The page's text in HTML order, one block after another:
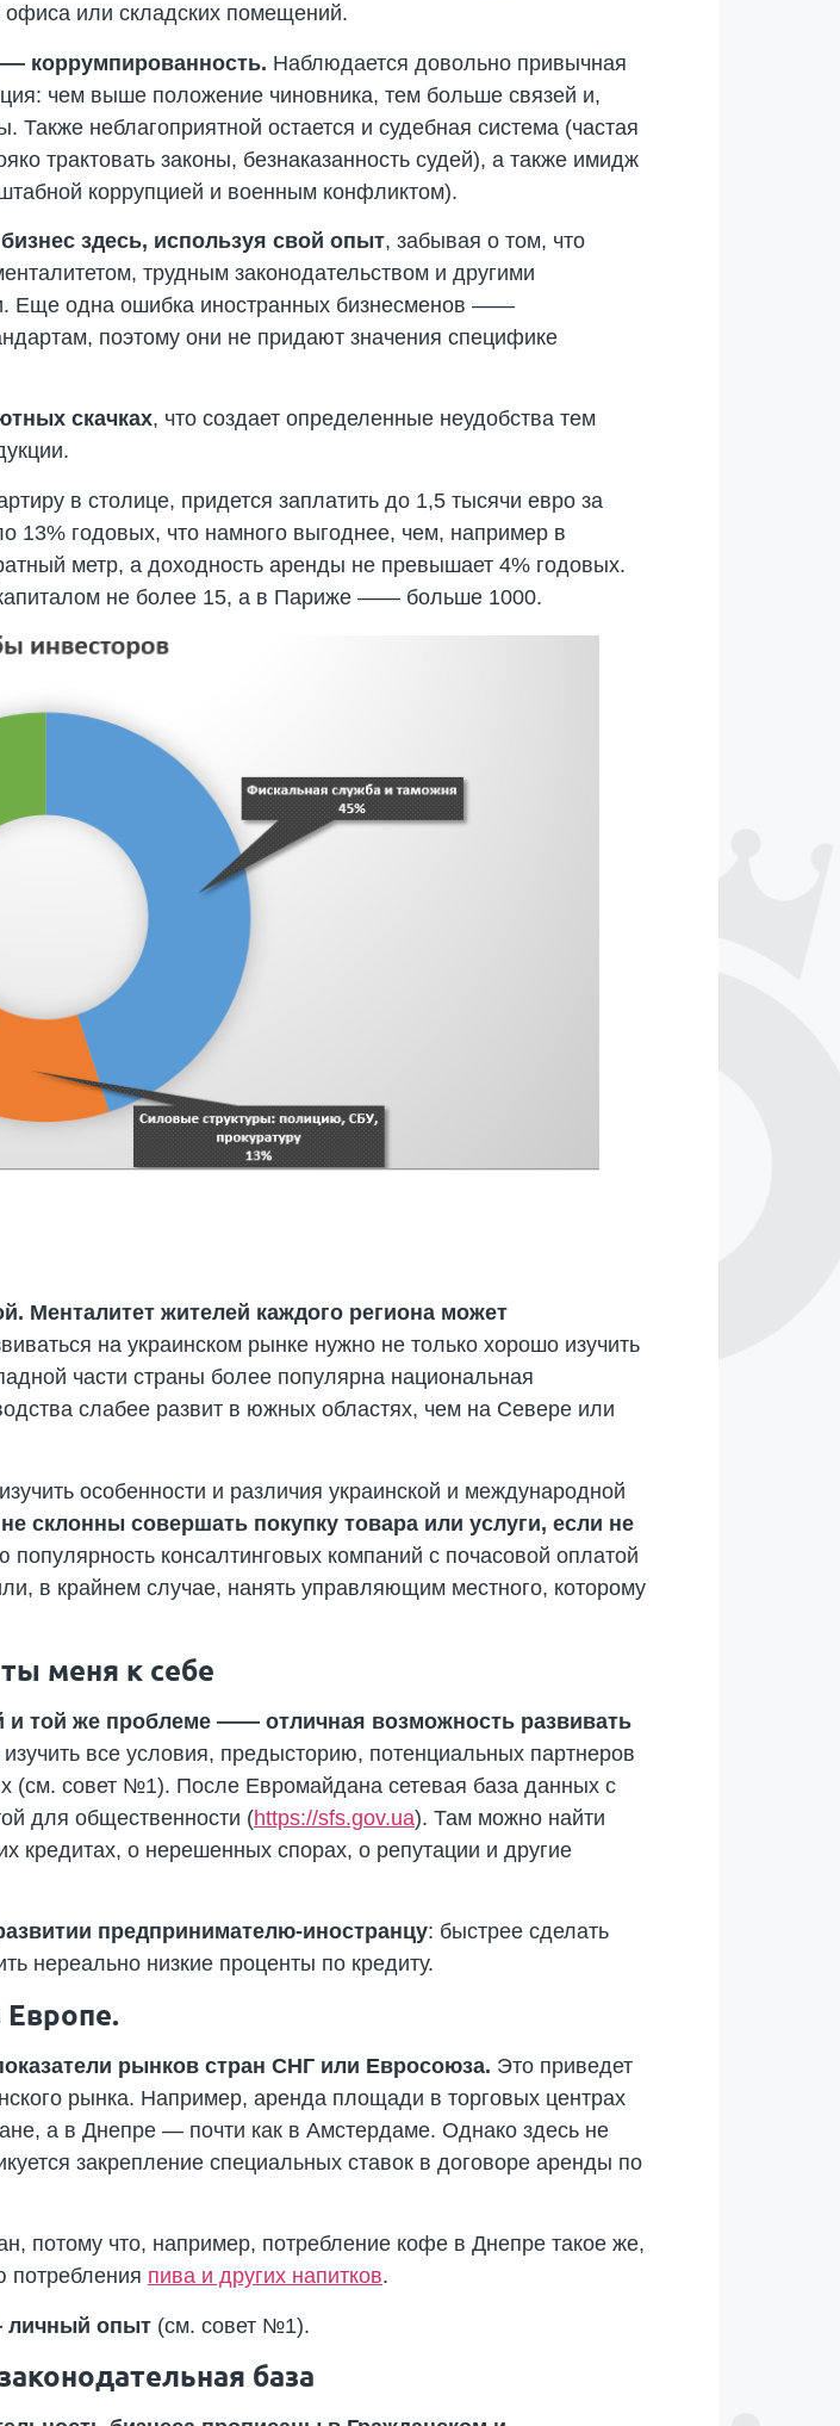
офиса или складских помещений.
коррумпированность. Наблюдается довольно привычная
чем выше положение чиновника, тем больше связей и,
неблагоприятной остается и судебная система (частая
трактовать законы, безнаказанность судей), а также имидж
коррупцией и военным конфликтом).
здесь, используя свой опыт, забывая о том, что
трудным законодательством и другими
Еще одна ошибка иностранных бизнесменов ——
поэтому они не придают значения специфике
скачках, что создает определенные неудобства тем
в столице, придется заплатить до 1,5 тысячи евро за
13% годовых, что намного выгоднее, чем, например в
метр, а доходность аренды не превышает 4% годовых.
не более 15, а в Париже —— больше 1000.
Менталитет жителей каждого региона может
на украинском рынке нужно не только хорошо изучить
части страны более популярна национальная
слабее развит в южных областях, чем на Севере или
особенности и различия украинской и международной
склонны совершать покупку товара или услуги, если не
популярность консалтинговых компаний с почасовой оплатой
в крайнем случае, нанять управляющим местного, которому
меня к себе
и той же проблеме —— отличная возможность развивать
все условия, предысторию, потенциальных партнеров
(см. совет №1). После Евромайдана сетевая база данных с
для общественности (https://sfs.gov.ua). Там можно найти
о нерешенных спорах, о репутации и другие
предпринимателю-иностранцу: быстрее сделать
нереально низкие проценты по кредиту.
рынков стран СНГ или Евросоюза. Это приведет
рынка. Например, аренда площади в торговых центрах
а в Днепре — почти как в Амстердаме. Однако здесь не
закрепление специальных ставок в договоре аренды по
потому что, например, потребление кофе в Днепре такое же,
потребления пива и других напитков.
личный опыт (см. совет №1).
база